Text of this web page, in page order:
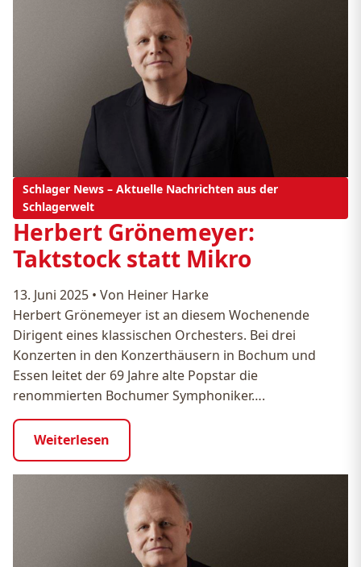
Schlager News – Aktuelle Nachrichten aus der
Schlagerwelt
Herbert Grönemeyer:
Taktstock statt Mikro
13. Juni 2025 • Von Heiner Harke
Herbert Grönemeyer ist an diesem Wochenende
Dirigent eines klassischen Orchesters. Bei drei
Konzerten in den Konzerthäusern in Bochum und
Essen leitet der 69 Jahre alte Popstar die
renommierten Bochumer Symphoniker….
Weiterlesen